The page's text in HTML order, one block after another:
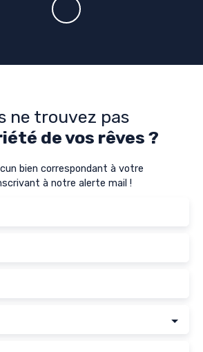
ne trouvez pas
de vos rêves ?
bien correspondant à votre
à notre alerte mail !